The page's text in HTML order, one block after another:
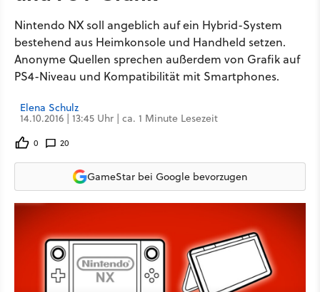
Nintendo NX soll angeblich auf ein Hybrid-System
bestehend aus Heimkonsole und Handheld setzen.
Anonyme Quellen sprechen außerdem von Grafik auf
PS4-Niveau und Kompatibilität mit Smartphones.
Elena Schulz
14.10.2016 | 13:45 Uhr | ca. 1 Minute Lesezeit
0 20
GameStar bei Google bevorzugen